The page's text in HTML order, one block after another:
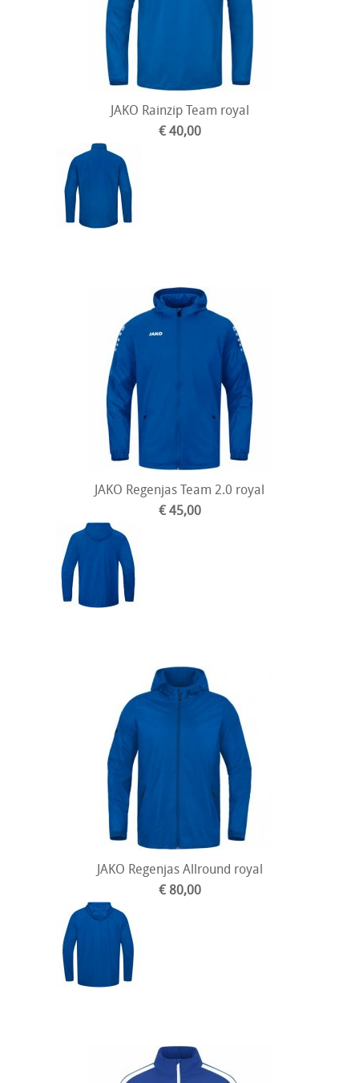
JAKO Rainzip Team royal
€ 40,00
JAKO Regenjas Team 2.0 royal
€ 45,00
JAKO Regenjas Allround royal
€ 80,00